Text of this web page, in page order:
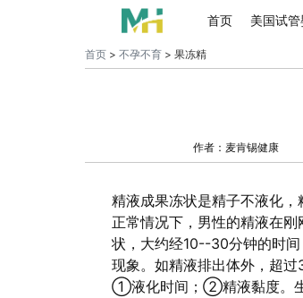
首页 美国试
首页> 不孕不育> 果冻精
作者：麦肯锡健康
精液成果冻状是精子不液化
正常情况下，男性的精液在
状，大约经10--30分钟的时
现象。如精液排出体外，超
①液化时间；②精液黏度。生